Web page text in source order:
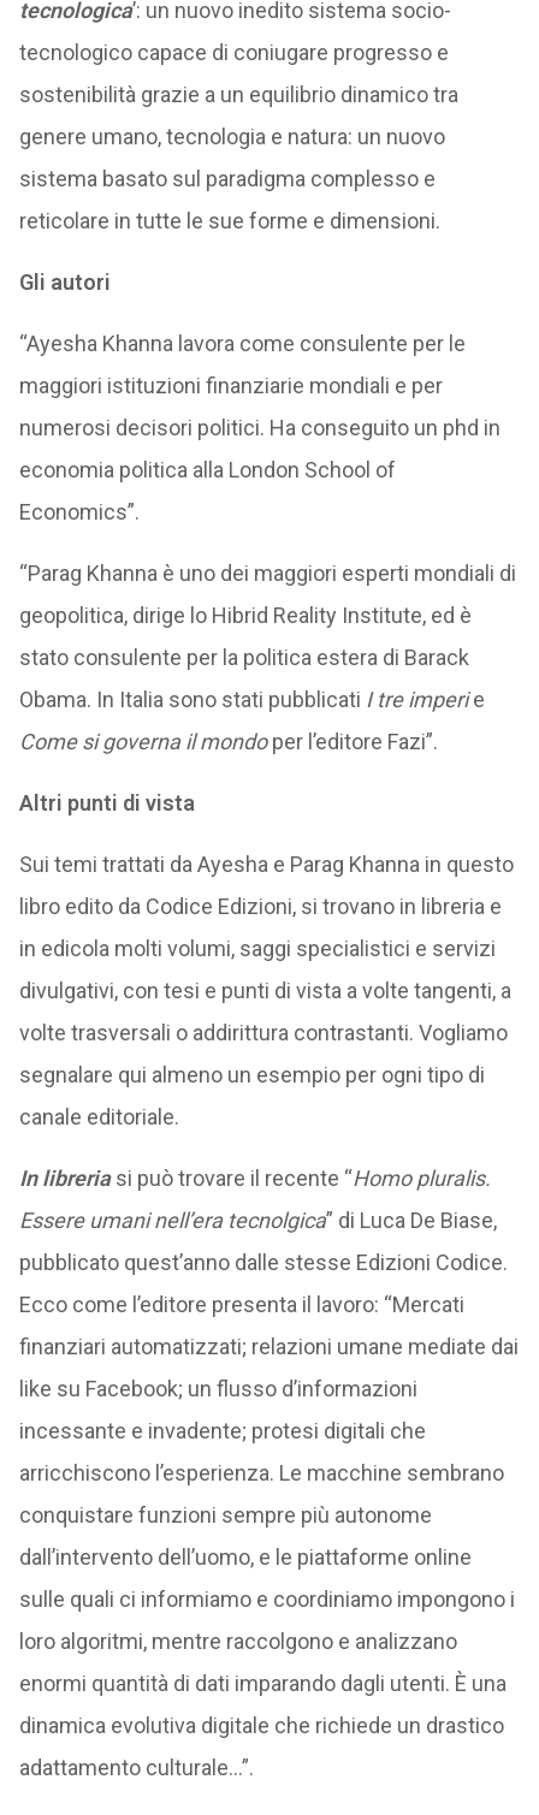
tecnologica’: un nuovo inedito sistema socio-
tecnologico capace di coniugare progresso e
sostenibilità grazie a un equilibrio dinamico tra
genere umano, tecnologia e natura: un nuovo
sistema basato sul paradigma complesso e
reticolare in tutte le sue forme e dimensioni.
Gli autori
“Ayesha Khanna lavora come consulente per le
maggiori istituzioni finanziarie mondiali e per
numerosi decisori politici. Ha conseguito un phd in
economia politica alla London School of
Economics”.
“Parag Khanna è uno dei maggiori esperti mondiali di
geopolitica, dirige lo Hibrid Reality Institute, ed è
stato consulente per la politica estera di Barack
Obama. In Italia sono stati pubblicati I tre imperie
Come si governa il mondoper l’editore Fazi”.
Altri punti di vista
Sui temi trattati da Ayesha e Parag Khanna in questo
libro edito da Codice Edizioni, si trovano in libreria e
in edicola molti volumi, saggi specialistici e servizi
divulgativi, con tesi e punti di vista a volte tangenti, a
volte trasversali o addirittura contrastanti. Vogliamo
segnalare qui almeno un esempio per ogni tipo di
canale editoriale.
In libreriasi può trovare il recente “Homo pluralis.
Essere umani nell’era tecnolgica” di Luca De Biase,
pubblicato quest’anno dalle stesse Edizioni Codice.
Ecco come l’editore presenta il lavoro: “Mercati
finanziari automatizzati; relazioni umane mediate dai
like su Facebook; un flusso d’informazioni
incessante e invadente; protesi digitali che
arricchiscono l’esperienza. Le macchine sembrano
conquistare funzioni sempre più autonome
dall’intervento dell’uomo, e le piattaforme online
sulle quali ci informiamo e coordiniamo impongono i
loro algoritmi, mentre raccolgono e analizzano
enormi quantità di dati imparando dagli utenti. È una
dinamica evolutiva digitale che richiede un drastico
adattamento culturale…”.